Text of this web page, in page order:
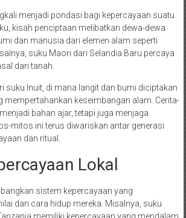
menjadi pondasi bagi kepercayaan suatu
kisah penciptaan melibatkan dewa-dewa
dan manusia dari elemen alam seperti
suku Maori dari Selandia Baru percaya
dari tanah.
suku Inuit, di mana langit dan bumi diciptakan
mempertahankan keseimbangan alam. Cerita-
bahan ajar, tetapi juga menjaga
mitos ini terus diwariskan antar generasi
dan ritual.
Lokal
sistem kepercayaan yang
dan cara hidup mereka. Misalnya, suku